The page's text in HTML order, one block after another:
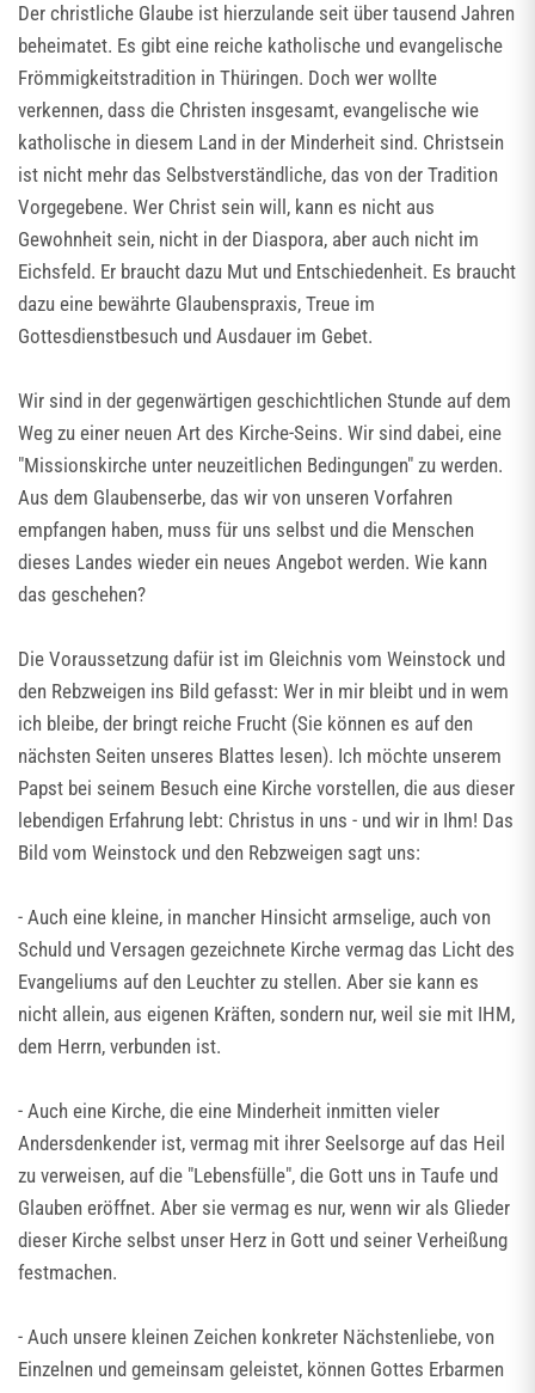
Der christliche Glaube ist hierzulande seit über tausend Jahren
beheimatet. Es gibt eine reiche katholische und evangelische
Frömmigkeitstradition in Thüringen. Doch wer wollte
verkennen, dass die Christen insgesamt, evangelische wie
katholische in diesem Land in der Minderheit sind. Christsein
ist nicht mehr das Selbstverständliche, das von der Tradition
Vorgegebene. Wer Christ sein will, kann es nicht aus
Gewohnheit sein, nicht in der Diaspora, aber auch nicht im
Eichsfeld. Er braucht dazu Mut und Entschiedenheit. Es braucht
dazu eine bewährte Glaubenspraxis, Treue im
Gottesdienstbesuch und Ausdauer im Gebet.
Wir sind in der gegenwärtigen geschichtlichen Stunde auf dem
Weg zu einer neuen Art des Kirche-Seins. Wir sind dabei, eine
"Missionskirche unter neuzeitlichen Bedingungen" zu werden.
Aus dem Glaubenserbe, das wir von unseren Vorfahren
empfangen haben, muss für uns selbst und die Menschen
dieses Landes wieder ein neues Angebot werden. Wie kann
das geschehen?
Die Voraussetzung dafür ist im Gleichnis vom Weinstock und
den Rebzweigen ins Bild gefasst: Wer in mir bleibt und in wem
ich bleibe, der bringt reiche Frucht (Sie können es auf den
nächsten Seiten unseres Blattes lesen). Ich möchte unserem
Papst bei seinem Besuch eine Kirche vorstellen, die aus dieser
lebendigen Erfahrung lebt: Christus in uns - und wir in Ihm! Das
Bild vom Weinstock und den Rebzweigen sagt uns:
- Auch eine kleine, in mancher Hinsicht armselige, auch von
Schuld und Versagen gezeichnete Kirche vermag das Licht des
Evangeliums auf den Leuchter zu stellen. Aber sie kann es
nicht allein, aus eigenen Kräften, sondern nur, weil sie mit IHM,
dem Herrn, verbunden ist.
- Auch eine Kirche, die eine Minderheit inmitten vieler
Andersdenkender ist, vermag mit ihrer Seelsorge auf das Heil
zu verweisen, auf die "Lebensfülle", die Gott uns in Taufe und
Glauben eröffnet. Aber sie vermag es nur, wenn wir als Glieder
dieser Kirche selbst unser Herz in Gott und seiner Verheißung
festmachen.
- Auch unsere kleinen Zeichen konkreter Nächstenliebe, von
Einzelnen und gemeinsam geleistet, können Gottes Erbarmen